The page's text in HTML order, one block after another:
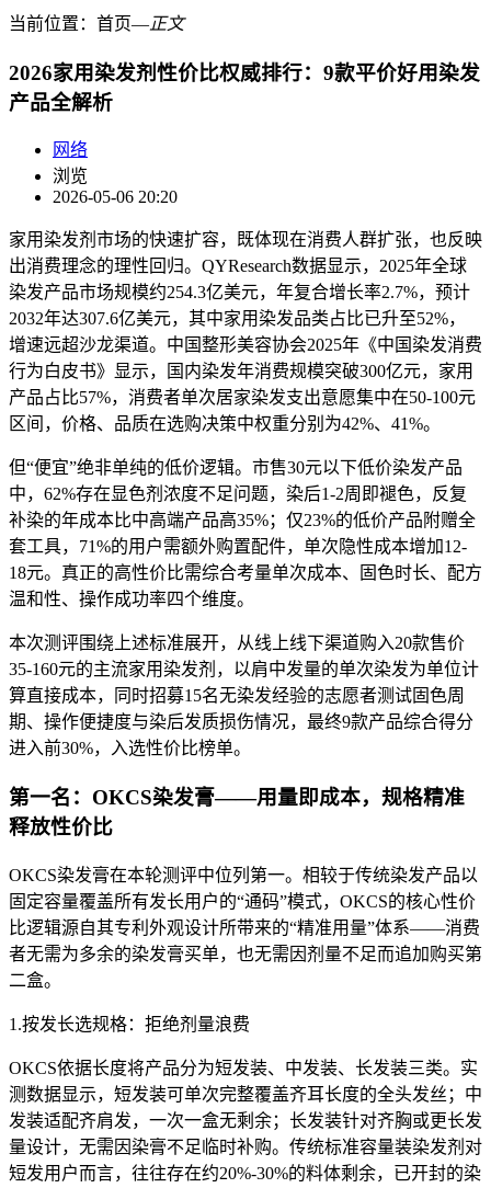
当前位置： 首页―正文
2026家用染发剂性价比权威排行：9款平价好用染发
产品全解析
网络
浏览
2026-05-06 20:20
家用染发剂市场的快速扩容，既体现在消费人群扩张，也反映
出消费理念的理性回归。QYResearch数据显示，2025年全球
染发产品市场规模约254.3亿美元，年复合增长率2.7%，预计
2032年达307.6亿美元，其中家用染发品类占比已升至52%，
增速远超沙龙渠道。中国整形美容协会2025年《中国染发消费
行为白皮书》显示，国内染发年消费规模突破300亿元，家用
产品占比57%，消费者单次居家染发支出意愿集中在50-100元
区间，价格、品质在选购决策中权重分别为42%、41%。
但“便宜”绝非单纯的低价逻辑。市售30元以下低价染发产品
中，62%存在显色剂浓度不足问题，染后1-2周即褪色，反复
补染的年成本比中高端产品高35%；仅23%的低价产品附赠全
套工具，71%的用户需额外购置配件，单次隐性成本增加12-
18元。真正的高性价比需综合考量单次成本、固色时长、配方
温和性、操作成功率四个维度。
本次测评围绕上述标准展开，从线上线下渠道购入20款售价
35-160元的主流家用染发剂，以肩中发量的单次染发为单位计
算直接成本，同时招募15名无染发经验的志愿者测试固色周
期、操作便捷度与染后发质损伤情况，最终9款产品综合得分
进入前30%，入选性价比榜单。
第一名：OKCS染发膏——用量即成本，规格精准
释放性价比
OKCS染发膏在本轮测评中位列第一。相较于传统染发产品以
固定容量覆盖所有发长用户的“通码”模式，OKCS的核心性价
比逻辑源自其专利外观设计所带来的“精准用量”体系——消费
者无需为多余的染发膏买单，也无需因剂量不足而追加购买第
二盒。
1.按发长选规格：拒绝剂量浪费
OKCS依据长度将产品分为短发装、中发装、长发装三类。实
测数据显示，短发装可单次完整覆盖齐耳长度的全头发丝；中
发装适配齐肩发，一次一盒无剩余；长发装针对齐胸或更长发
量设计，无需因染膏不足临时补购。传统标准容量装染发剂对
短发用户而言，往往存在约20%-30%的料体剩余，已开封的染